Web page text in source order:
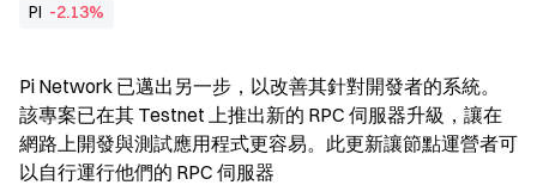
PI -2.13%
Pi Network 已邁出另一步，以改善其針對開發者的系統。
該專案已在其 Testnet 上推出新的 RPC 伺服器升級，讓在
網路上開發與測試應用程式更容易。此更新讓節點運營者可
以自行運行他們的 RPC 伺服器